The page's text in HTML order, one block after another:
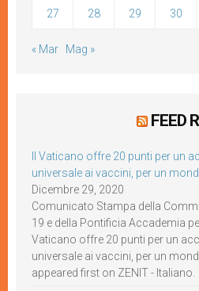
27 28 29 30
« Mar Mag »
FEED
Il Vaticano offre 20 punti per un
universale ai vaccini, per un
Dicembre 29, 2020
Comunicato Stampa della
19 e della Pontificia Accademia
Vaticano offre 20 punti per un
universale ai vaccini, per un
appeared first on ZENIT - Italiano.